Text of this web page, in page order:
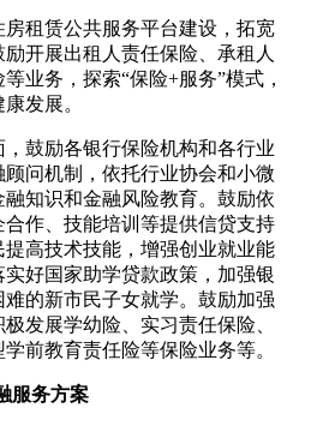
租赁公共服务平台建设，拓宽
开展出租人责任保险、承租人
业务，探索“保险+服务”模式，
发展。
鼓励各银行保险机构和各行业
问机制，依托行业协会和小微
知识和金融风险教育。鼓励依
作、技能培训等提供信贷支持
高技术技能，增强创业就业能
好国家助学贷款政策，加强银
的新市民子女就学。鼓励加强
发展学幼险、实习责任保险、
前教育责任险等保险业务等。
服务方案